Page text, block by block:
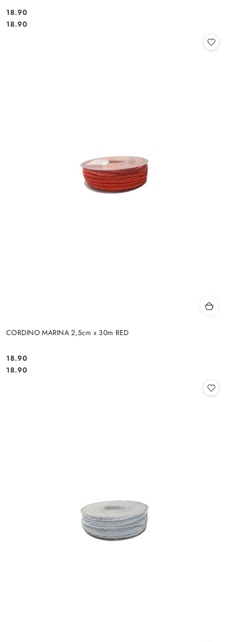
Cena:
18.90
Cena:
18.90
CORDINO MARINA 2,5cm x 30m RED
Cena:
18.90
Cena:
18.90